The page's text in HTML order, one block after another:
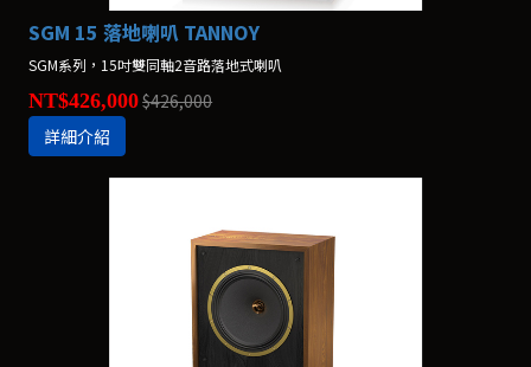
SGM 15 落地喇叭 TANNOY
SGM系列，15吋雙同軸2音路落地式喇叭
NT$426,000$426,000
詳細介紹